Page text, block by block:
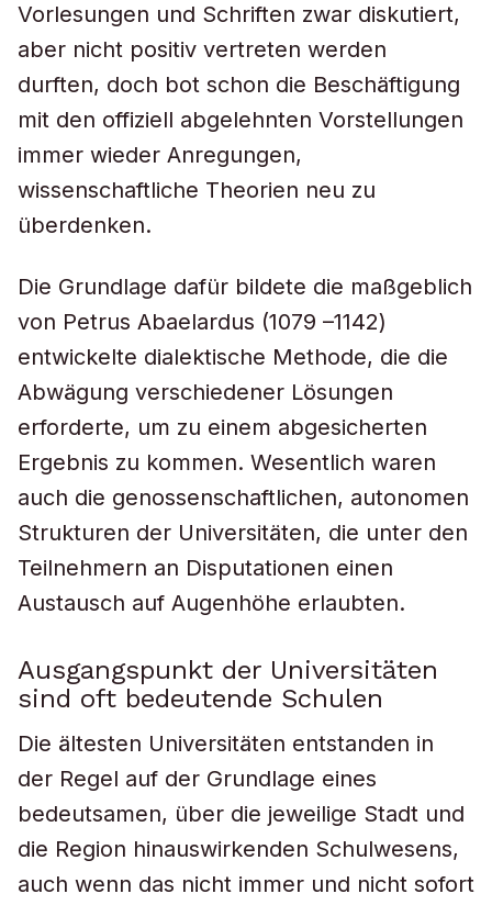
Vorlesungen und Schriften zwar diskutiert,
aber nicht positiv vertreten werden
durften, doch bot schon die Beschäftigung
mit den offiziell abgelehnten Vorstellungen
immer wieder Anregungen,
wissenschaftliche Theorien neu zu
überdenken.
Die Grundlage dafür bildete die maßgeblich
von Petrus Abaelardus (1079 –1142)
entwickelte dialektische Methode, die die
Abwägung verschiedener Lösungen
erforderte, um zu einem abgesicherten
Ergebnis zu kommen. Wesentlich waren
auch die genossenschaftlichen, autonomen
Strukturen der Universitäten, die unter den
Teilnehmern an Disputationen einen
Austausch auf Augenhöhe erlaubten.
Ausgangspunkt der Universitäten
sind oft bedeutende Schulen
Die ältesten Universitäten entstanden in
der Regel auf der Grundlage eines
bedeutsamen, über die jeweilige Stadt und
die Region hinauswirkenden Schulwesens,
auch wenn das nicht immer und nicht sofort